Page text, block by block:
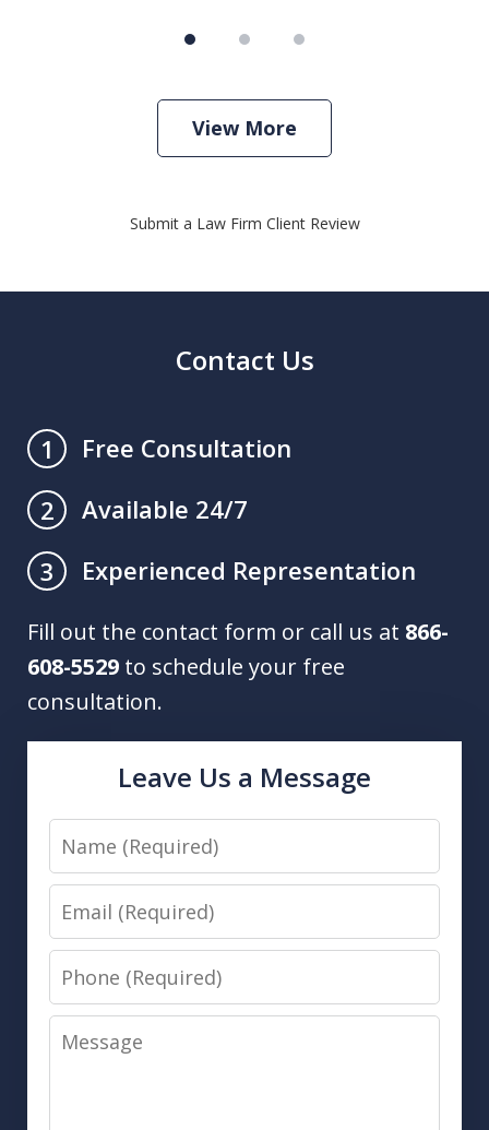
View More
Submit a Law Firm Client Review
Contact Us
1
Free Consultation
2
Available 24/7
3
Experienced Representation
Fill out the contact form or call us at 866-
608-5529 to schedule your free
consultation.
Leave Us a Message
Name
Email
Phone
Message